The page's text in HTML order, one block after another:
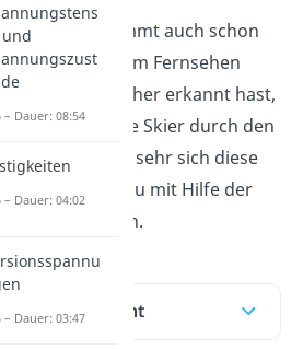
hast doch bestimmt auch schon
Skispringen im Fernsehen
Wie du sicher erkannt hast,
sich dabei die Skier durch den
Wie sehr sich diese
kannst du mit Hilfe der
berechnen.
Inhaltsübersicht
– Dauer: 08:54
– Dauer: 04:02
– Dauer: 03:47